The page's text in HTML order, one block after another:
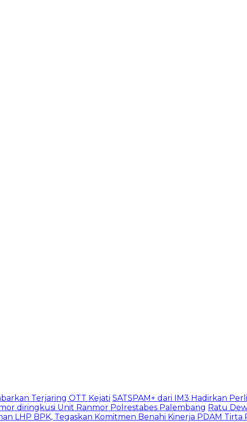
Terjaring OTT Kejati SATSPAM+ dari IM3 Hadirkan
diringkusi Unit Ranmor Polrestabes Palembang Ratu
LHP BPK, Tegaskan Komitmen Benahi Kinerja PDAM Tirta